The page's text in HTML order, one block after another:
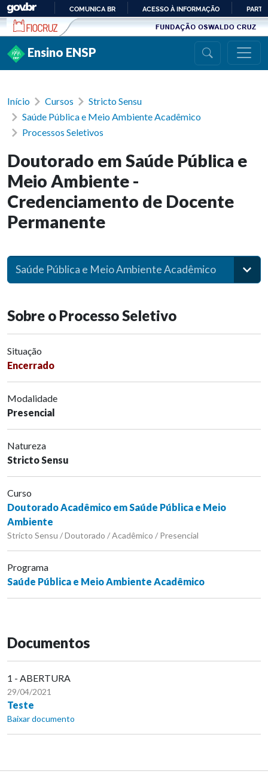
Ir para conteúdo
PARA
COMUNICA BR ACESSO À INFORMAÇÃO
Ensino ENSP
Início Cursos
Stricto Sensu
Saúde Pública e Meio Ambiente Acadêmico
Processos Seletivos
Doutorado em Saúde Pública e
Meio Ambiente -
Credenciamento de Docente
Permanente
Saúde Pública e Meio Ambiente Acadêmico
Sobre o Processo Seletivo
Situação
Encerrado
Modalidade
Presencial
Natureza
Stricto Sensu
Curso
Doutorado Acadêmico em Saúde Pública e Meio
Ambiente
Stricto Sensu / Doutorado / Acadêmico / Presencial
Programa
Saúde Pública e Meio Ambiente Acadêmico
Documentos
1 - ABERTURA
29/04/2021
Teste
Baixar documento